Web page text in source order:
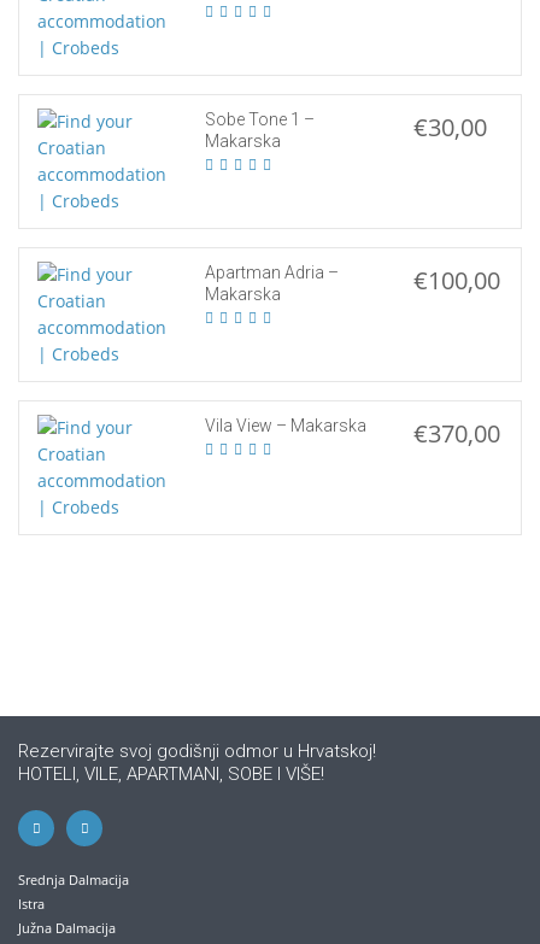
Sobe Tone 1 –
Makarska
€30,00
Apartman Adria –
Makarska
€100,00
Vila View – Makarska €370,00
Rezervirajte svoj godišnji odmor u Hrvatskoj!
HOTELI, VILE, APARTMANI, SOBE I VIŠE!
Srednja Dalmacija
Istra
Južna Dalmacija